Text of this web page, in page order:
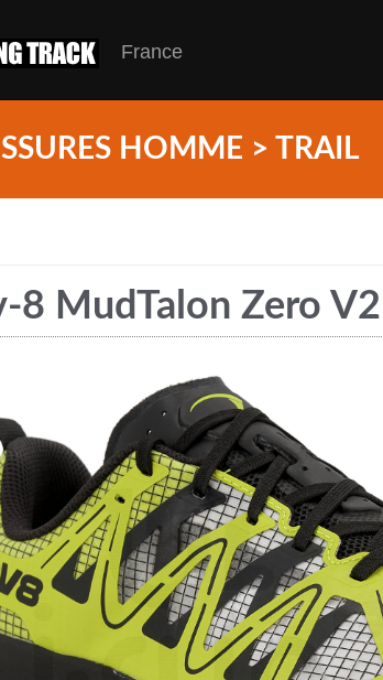
France
HOMME > TRAIL
8 MudTalon Zero V2